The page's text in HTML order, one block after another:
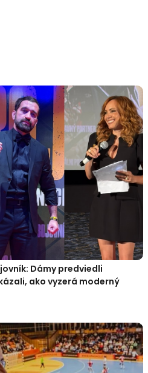
Dámy predviedli
ako vyzerá moderný